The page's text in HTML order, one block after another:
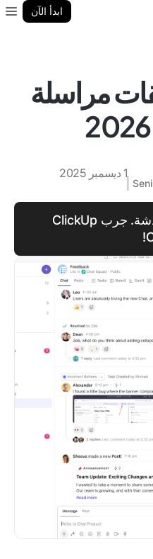
ابدأ الآن
مراسلة
1 ديسمبر 2025
اربط بين عملك والدردشة. جرب ClickUp